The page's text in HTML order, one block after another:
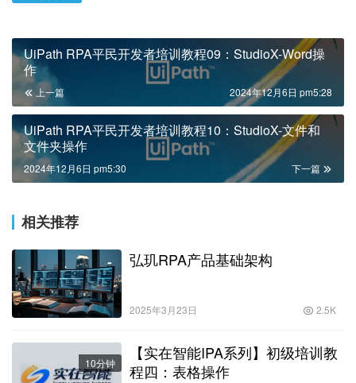
UiPath RPA平民开发者培训教程09：StudioX-Word操
作
上一篇 2024年12月6日 pm5:28
UiPath RPA平民开发者培训教程10：StudioX-文件和
文件夹操作
下一篇
2024年12月6日 pm5:30
相关推荐
弘玑RPA产品基础架构
2025年3月23日 2.5K
10分钟
【实在智能IPA系列】初级培训教
程四：表格操作